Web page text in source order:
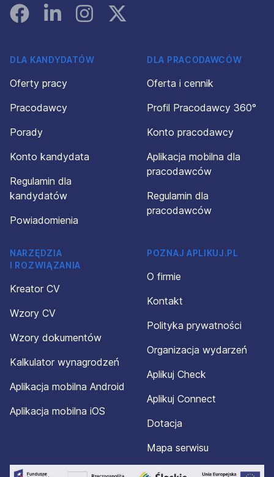
FacebookLinked InInstagramInstagram
DLA KANDYDATÓW
Oferty pracy
Pracodawcy
Porady
Konto kandydata
Regulamin dla
kandydatów
Powiadomienia
DLA PRACODAWCÓW
Oferta i cennik
Profil Pracodawcy 360°
Konto pracodawcy
Aplikacja mobilna dla
pracodawców
Regulamin dla
pracodawców
NARZĘDZIA
I ROZWIĄZANIA
Kreator CV
Wzory CV
Wzory dokumentów
Kalkulator wynagrodzeń
Aplikacja mobilna Android
Aplikacja mobilna iOS
POZNAJ APLIKUJ.PL
O firmie
Kontakt
Polityka prywatności
Organizacja wydarzeń
Aplikuj Check
Aplikuj Connect
Dotacja
Mapa serwisu